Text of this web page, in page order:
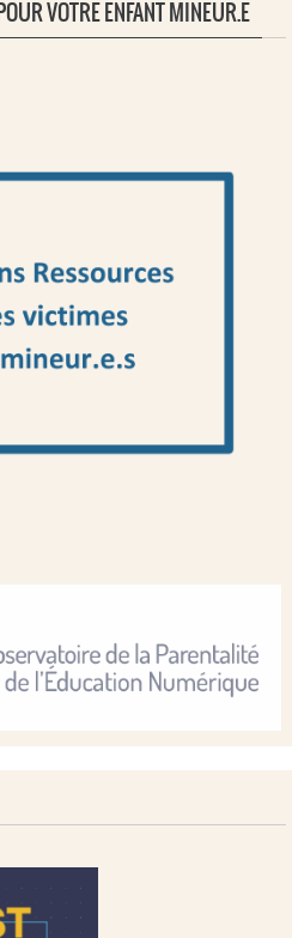
VOTRE ENFANT MINEUR.E